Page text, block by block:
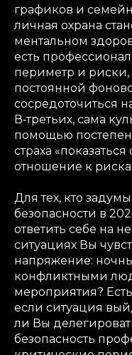
графиков и
личная охрана
ментальном
есть
периметр и риски,
постоянной
сосредоточиться
В‑третьих, сама
помощью
страха
отношение к
Для тех, кто
безопасности в
ответить себе на
ситуациях Вы
напряжение:
конфликтными
мероприятия?
если ситуация
ли Вы
безопасность